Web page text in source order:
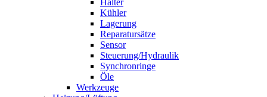
Halter
Kühler
Lagerung
Reparatursätze
Sensor
Steuerung/Hydraulik
Synchronringe
Öle
Werkzeuge